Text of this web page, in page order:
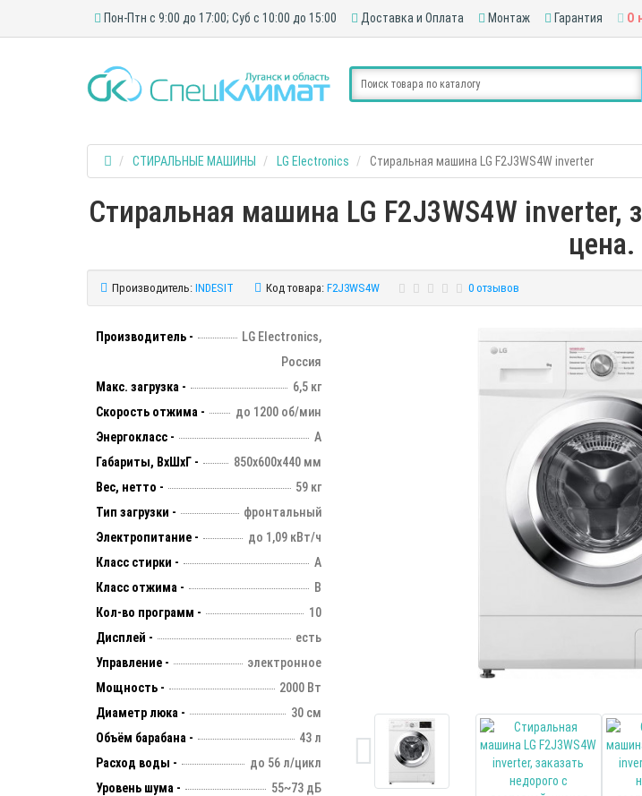
Пон-Птн с 9:00 до 17:00; Суб с 10:00 до 15:00 Доставка и Оплата Монтаж Гарантия О
СТИРАЛЬНЫЕ МАШИНЫ LG Electronics Стиральная машина LG F2J3WS4W inverter
Стиральная машина LG F2J3WS4W inverter,
цена.
Производитель: INDESIT Код товара: F2J3WS4W 0 отзывов
Производитель -
LG Electronics,
Россия
Макс. загрузка -
6,5 кг
Скорость отжима -
до 1200 об/мин
Энергокласс -
А
Габариты, ВхШхГ -
850х600х440 мм
Вес, нетто -
59 кг
Тип загрузки -
фронтальный
Электропитание -
до 1,09 кВт/ч
Класс стирки -
А
Класс отжима -
B
Кол-во программ -
10
Дисплей -
есть
Управление -
электронное
Мощность -
2000 Вт
Диаметр люка -
30 см
Объём барабана -
43 л
Расход воды -
до 56 л/цикл
Уровень шума -
55~73 дБ